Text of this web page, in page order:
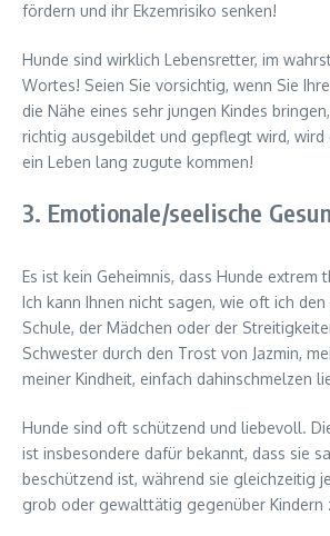
fördern und ihr Ekzemrisiko senken!
Hunde sind wirklich Lebensretter, im
Wortes! Seien Sie vorsichtig, wenn Sie
die Nähe eines sehr jungen Kindes
richtig ausgebildet und gepflegt wird, wird
ein Leben lang zugute kommen!
3. Emotionale/seelische
Es ist kein Geheimnis, dass Hunde extrem
Ich kann Ihnen nicht sagen, wie oft ich
Schule, der Mädchen oder der
Schwester durch den Trost von Jazmin,
meiner Kindheit, einfach dahinschmelzen
Hunde sind oft schützend und liebevoll.
ist insbesondere dafür bekannt, dass sie
beschützend ist, während sie gleichzeitig
grob oder gewalttätig gegenüber Kindern